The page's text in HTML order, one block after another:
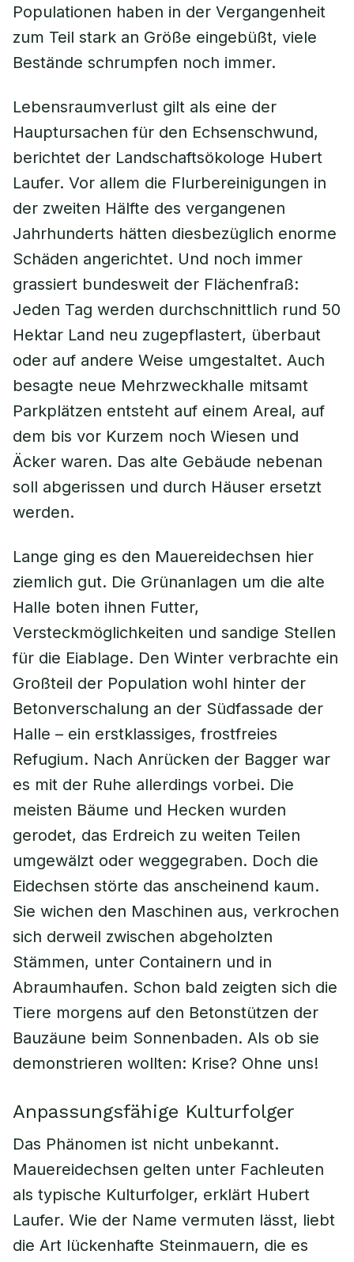
Populationen haben in der Vergangenheit
zum Teil stark an Größe eingebüßt, viele
Bestände schrumpfen noch immer.
Lebensraumverlust gilt als eine der
Hauptursachen für den Echsenschwund,
berichtet der Landschaftsökologe Hubert
Laufer. Vor allem die Flurbereinigungen in
der zweiten Hälfte des vergangenen
Jahrhunderts hätten diesbezüglich enorme
Schäden angerichtet. Und noch immer
grassiert bundesweit der Flächenfraß:
Jeden Tag werden durchschnittlich rund 50
Hektar Land neu zugepflastert, überbaut
oder auf andere Weise umgestaltet. Auch
besagte neue Mehrzweckhalle mitsamt
Parkplätzen entsteht auf einem Areal, auf
dem bis vor Kurzem noch Wiesen und
Äcker waren. Das alte Gebäude nebenan
soll abgerissen und durch Häuser ersetzt
werden.
Lange ging es den Mauereidechsen hier
ziemlich gut. Die Grünanlagen um die alte
Halle boten ihnen Futter,
Versteckmöglichkeiten und sandige Stellen
für die Eiablage. Den Winter verbrachte ein
Großteil der Population wohl hinter der
Betonverschalung an der Südfassade der
Halle – ein erstklassiges, frostfreies
Refugium. Nach Anrücken der Bagger war
es mit der Ruhe allerdings vorbei. Die
meisten Bäume und Hecken wurden
gerodet, das Erdreich zu weiten Teilen
umgewälzt oder weggegraben. Doch die
Eidechsen störte das anscheinend kaum.
Sie wichen den Maschinen aus, verkrochen
sich derweil zwischen abgeholzten
Stämmen, unter Containern und in
Abraumhaufen. Schon bald zeigten sich die
Tiere morgens auf den Betonstützen der
Bauzäune beim Sonnenbaden. Als ob sie
demonstrieren wollten: Krise? Ohne uns!
Anpassungsfähige Kulturfolger
Das Phänomen ist nicht unbekannt.
Mauereidechsen gelten unter Fachleuten
als typische Kulturfolger, erklärt Hubert
Laufer. Wie der Name vermuten lässt, liebt
die Art lückenhafte Steinmauern, die es